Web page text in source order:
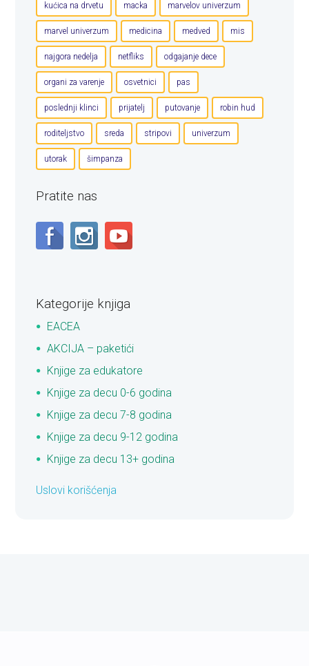
kućica na drvetu macka marvelov univerzum
marvel univerzum medicina medved mis
najgora nedelja netfliks odgajanje dece
organi za varenje osvetnici pas
poslednji klinci prijatelj putovanje robin hud
roditeljstvo sreda stripovi univerzum
utorak šimpanza
Pratite nas
Kategorije knjiga
EACEA
AKCIJA – paketići
Knjige za edukatore
Knjige za decu 0-6 godina
Knjige za decu 7-8 godina
Knjige za decu 9-12 godina
Knjige za decu 13+ godina
Uslovi korišćenja